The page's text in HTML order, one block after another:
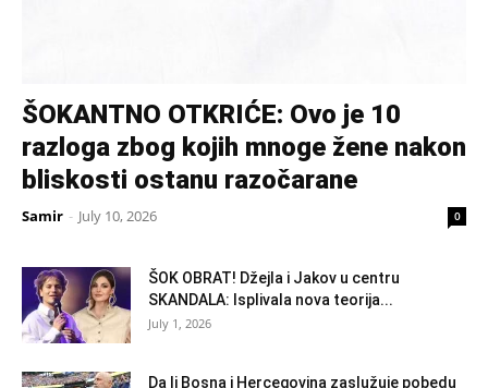
ŠOKANTNO OTKRIĆE: Ovo je 10
razloga zbog kojih mnoge žene nakon
bliskosti ostanu razočarane
Samir - July 10, 2026 0
ŠOK OBRAT! Džejla i Jakov u centru
SKANDALA: Isplivala nova teorija...
July 1, 2026
Da li Bosna i Hercegovina zaslužuje pobedu